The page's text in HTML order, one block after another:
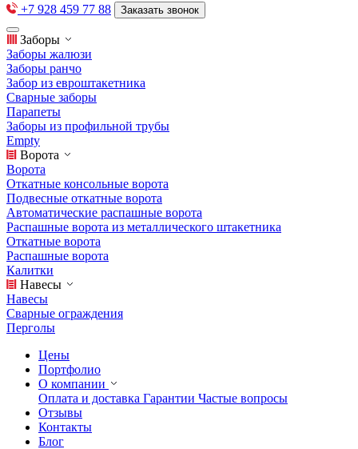
+7 928 459 77 88 Заказать звонок
Заборы
Заборы жалюзи
Заборы ранчо
Забор из евроштакетника
Сварные заборы
Парапеты
Заборы из профильной трубы
Empty
Ворота
Ворота
Откатные консольные ворота
Подвесные откатные ворота
Автоматические распашные ворота
Распашные ворота из металлического штакетника
Откатные ворота
Распашные ворота
Калитки
Навесы
Навесы
Сварные ограждения
Перголы
Цены
Портфолио
О компании
Оплата и доставка Гарантии Частые вопросы
Отзывы
Контакты
Блог